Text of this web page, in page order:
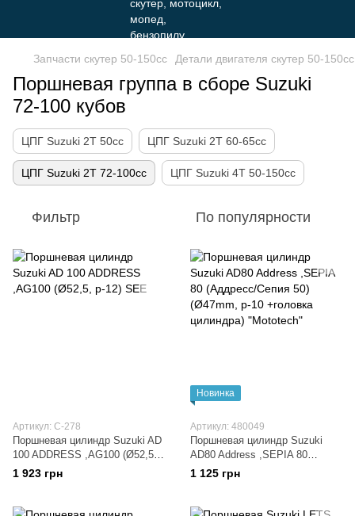
Запчасти скутер 50-150cc Детали двигателя скутер 50-150cc
Поршневая группа в сборе Suzuki
72-100 кубов
ЦПГ Suzuki 2Т 50cc ЦПГ Suzuki 2Т 60-65cc
ЦПГ Suzuki 2Т 72-100cc ЦПГ Suzuki 4Т 50-150cc
Фильтр По популярности
Артикул: C-278
Поршневая цилиндр Suzuki AD
100 ADDRESS ,AG100 (Ø52,5,
p-12) SEE
1 923 грн
Новинка
Артикул: 480049
Поршневая цилиндр Suzuki
AD80 Address ,SEPIA 80
(Аддресс/Сепия 50) (Ø47mm,
p-10 +головка цилиндра)
1 125 грн